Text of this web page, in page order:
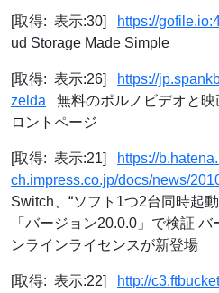
[取得: 表示:30] https://
ud Storage Made Simple
[取得: 表示:26]
https://
zelda 無料のポルノビデオと
ロントページ
[取得: 表示:21]
https://
ch.impress.co.jp/docs/news/
Switch、“ソフト1つ2台同時起
「バージョン20.0.0」で検証
ンラインライセンスが新登場
[取得: 表示:22]
http://